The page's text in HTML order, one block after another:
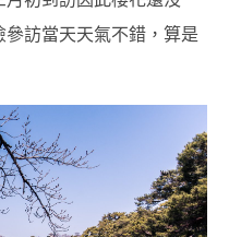
訪當天天氣不錯，算是